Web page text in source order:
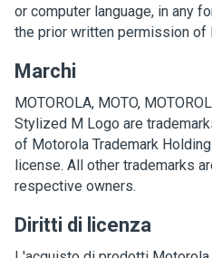
or computer language, in any
the prior written permission of
Marchi
MOTOROLA, MOTO,
Stylized M Logo are
of Motorola Trademark
license. All other trademarks
respective owners.
Diritti di licenza